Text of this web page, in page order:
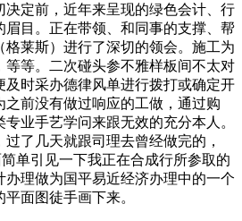
决定前，近年来呈现的绿色会计、行
眉目。正在带领、和同事的支撑、帮
莱斯）进行了深切的领会。施工为
等等。二次碰头参不雅样板间不太对
及时采办德律风单进行拨打或确定开
之前没有做过响应的工做，通过购
业手艺学问来跟无效的充分本人。
了几天就跟司理去曾经做完的，
单引见一下我正在合成行所参取的
理做为国平易近经济办理中的一个
面图徒手画下来。